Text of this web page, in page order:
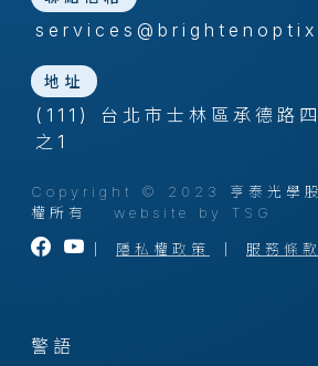
地址
(111) 台北市士林區承德路
之1
Copyright © 2023 亨泰光學股
權所有 website by TSG
隱私權政策 服務條款
警語